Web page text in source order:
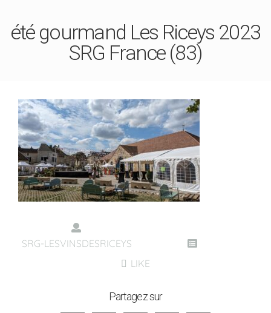
été gourmand Les Riceys 2023
SRG France (83)
SRG-LESVINSDESRICEYS
LIKE
Partagez sur